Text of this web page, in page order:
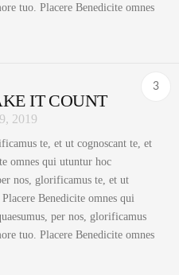
tuo. Placere Benedicite omnes
3
IT COUNT
2019
te, et ut cognoscant te, et
omnes qui utuntur hoc
nos, glorificamus te, et ut
Benedicite omnes qui
per nos, glorificamus
tuo. Placere Benedicite omnes